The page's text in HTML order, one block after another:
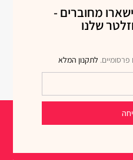
מחוברים -
שלנו
לתקנון המלא